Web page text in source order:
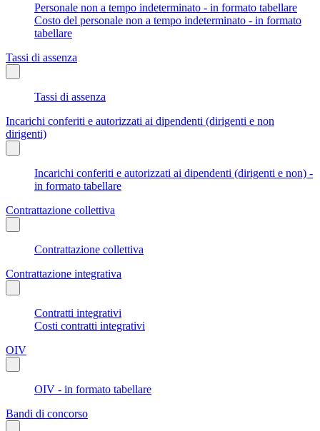
Personale non a tempo indeterminato - in formato tabellare
Costo del personale non a tempo indeterminato - in formato
tabellare
Tassi di assenza
Tassi di assenza
Incarichi conferiti e autorizzati ai dipendenti (dirigenti e non
dirigenti)
Incarichi conferiti e autorizzati ai dipendenti (dirigenti e non) -
in formato tabellare
Contrattazione collettiva
Contrattazione collettiva
Contrattazione integrativa
Contratti integrativi
Costi contratti integrativi
OIV
OIV - in formato tabellare
Bandi di concorso